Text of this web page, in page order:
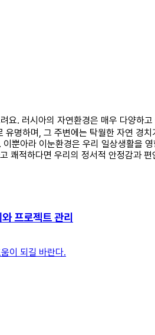
요. 러시아의 자연환경은 매우 다양
유명하며, 그 주변에는 탁월한 자연 경
뿐아라 이눈환경은 우리 일상생활을
쾌적하다면 우리의 정서적 안정감과
프로젝트 관리
이 되길 바란다.